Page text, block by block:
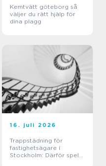
Kemtvätt göteborg så
väljer du rätt hjälp för
dina plagg
16. juli 2026
Trappstädning för
fastighetsägare i
Stockholm: Därför spelar